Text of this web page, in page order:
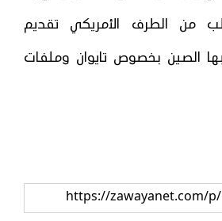
من الطرف الأمريكي تقديم
الصين بخصوص تايوان وملفات